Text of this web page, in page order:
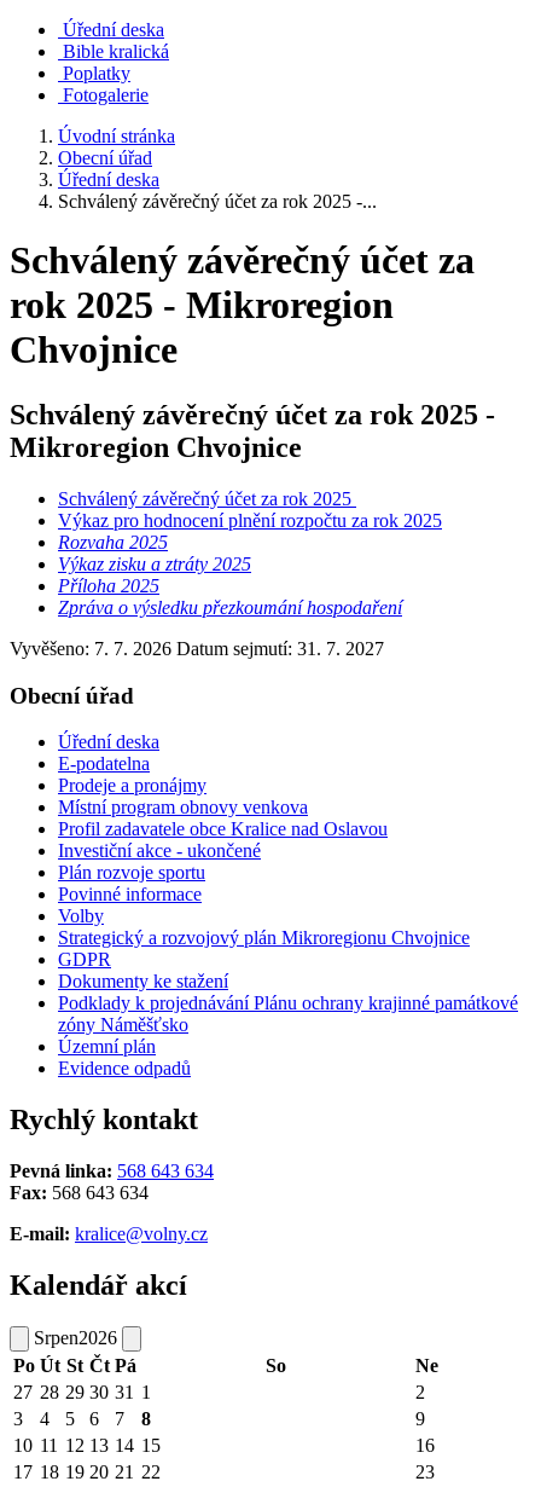
Úřední deska
Bible kralická
Poplatky
Fotogalerie
Úvodní stránka
Obecní úřad
Úřední deska
Schválený závěrečný účet za rok 2025 -...
Schválený závěrečný účet za
rok 2025 - Mikroregion
Chvojnice
Schválený závěrečný účet za rok 2025 -
Mikroregion Chvojnice
Schválený závěrečný účet za rok 2025
Výkaz pro hodnocení plnění rozpočtu za rok 2025
Rozvaha 2025
Výkaz zisku a ztráty 2025
Příloha 2025
Zpráva o výsledku přezkoumání hospodaření
Vyvěšeno: 7. 7. 2026 Datum sejmutí: 31. 7. 2027
Obecní úřad
Úřední deska
E-podatelna
Prodeje a pronájmy
Místní program obnovy venkova
Profil zadavatele obce Kralice nad Oslavou
Investiční akce - ukončené
Plán rozvoje sportu
Povinné informace
Volby
Strategický a rozvojový plán Mikroregionu Chvojnice
GDPR
Dokumenty ke stažení
Podklady k projednávání Plánu ochrany krajinné památkové
zóny Náměšťsko
Územní plán
Evidence odpadů
Rychlý kontakt
Pevná linka: 568 643 634
Fax: 568 643 634
E-mail: kralice@volny.cz
Kalendář akcí
Srpen2026
Po Út St Čt Pá So
Ne
27 28 29 30 31 1
2
3
4 5 6 7 8
9
10 11 12 13 14 15
16
17 18 19 20 21 22 23